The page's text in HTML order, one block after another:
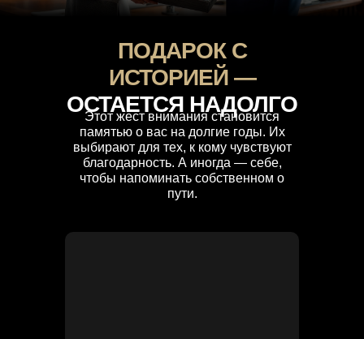
ПОДАРОК С
ИСТОРИЕЙ —
ОСТАЕТСЯ НАДОЛГО
Этот жест внимания становится
памятью о вас на долгие годы. Их
выбирают для тех, к кому чувствуют
благодарность. А иногда — себе,
чтобы напоминать собственном о
пути.
СВЯЗЬ:
#КОНТАКТЫ